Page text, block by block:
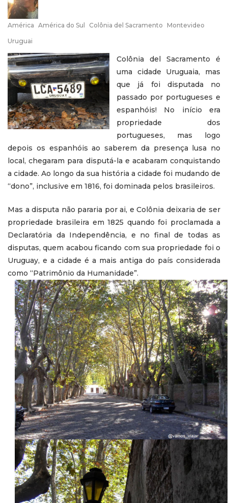
América América do Sul Colônia del Sacramento Montevideo
Uruguai
Colônia del Sacramento é
uma cidade Uruguaia, mas
que já foi disputada no
passado por portugueses e
espanhóis! No início era
propriedade dos
portugueses, mas logo
depois os espanhóis ao saberem da presença lusa no
local, chegaram para disputá-la e acabaram conquistando
a cidade. Ao longo da sua história a cidade foi mudando de
“dono”, inclusive em 1816, foi dominada pelos brasileiros.
Mas a disputa não pararia por ai, e Colônia deixaria de ser
propriedade brasileira em 1825 quando foi proclamada a
Declaratória da Independência, e no final de todas as
disputas, quem acabou ficando com sua propriedade foi o
Uruguay, e a cidade é a mais antiga do país considerada
como “Patrimônio da Humanidade”.